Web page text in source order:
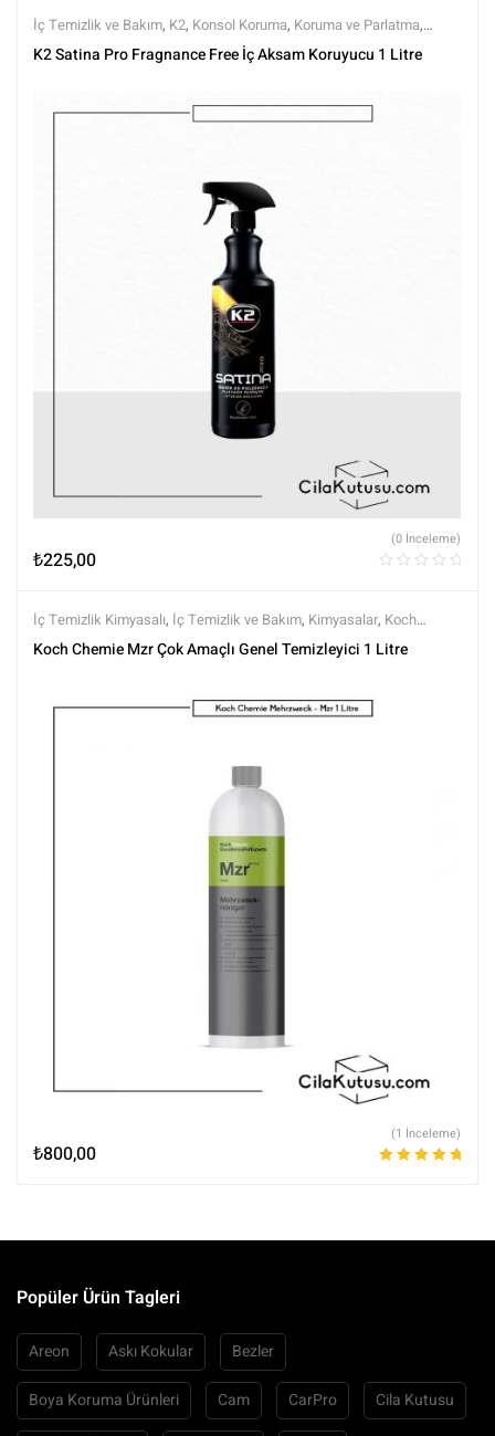
İç Temizlik ve Bakım, K2, Konsol Koruma, Koruma ve Parlatma,
Markalar,Tüm Ürünler,Tüm Ürünler ,Yarı Mat (Doğal Görünüm)
K2 Satina Pro Fragnance Free İç Aksam Koruyucu 1 Litre
₺225,00
(0 İnceleme)
İç Temizlik Kimyasalı, İç Temizlik ve Bakım, Kimyasalar, Koch
Chemie,Markalar,Tüm Ürünler,Tüm Ürünler
Koch Chemie Mzr Çok Amaçlı Genel Temizleyici 1 Litre
₺800,00
(1 İnceleme)
Popüler Ürün Tagleri
Areon Askı Kokular Bezler
Boya Koruma Ürünleri Cam CarPro Cila Kutusu